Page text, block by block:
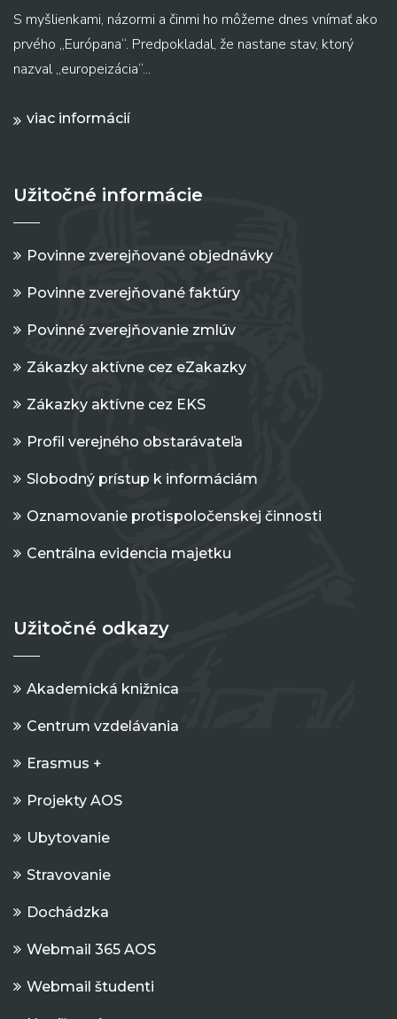
S myšlienkami, názormi a činmi ho môžeme dnes vnímať ako
prvého „Európana“. Predpokladal, že nastane stav, ktorý
nazval „europeizácia“...
viac informácií
Užitočné informácie
Povinne zverejňované objednávky
Povinne zverejňované faktúry
Povinné zverejňovanie zmlúv
Zákazky aktívne cez eZakazky
Zákazky aktívne cez EKS
Profil verejného obstarávateľa
Slobodný prístup k informáciám
Oznamovanie protispoločenskej činnosti
Centrálna evidencia majetku
Užitočné odkazy
Akademická knižnica
Centrum vzdelávania
Erasmus +
Projekty AOS
Ubytovanie
Stravovanie
Dochádzka
Webmail 365 AOS
Webmail študenti